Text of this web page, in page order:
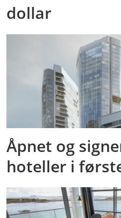
dollar
Åpnet og
hoteller i